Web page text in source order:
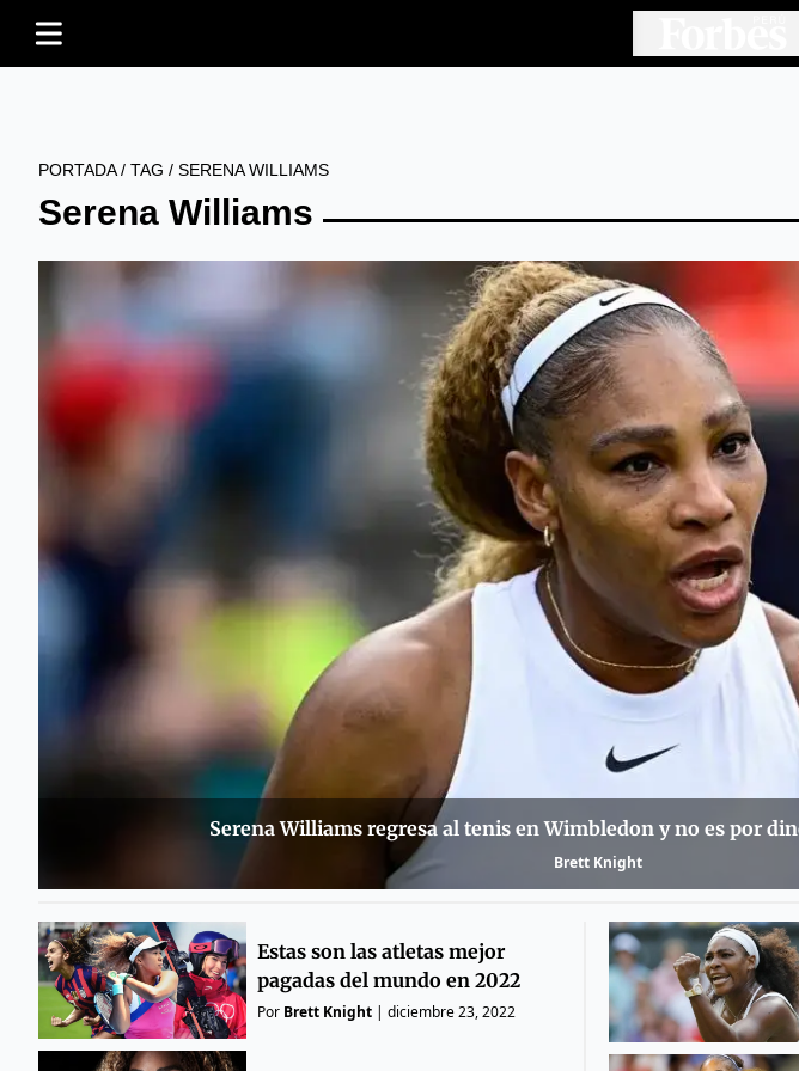
PORTADA/ TAG / SERENA WILLIAMS
Serena Williams
Serena Williams regresa al tenis en Wimbledon y no es por
Brett Knight
Estas son las atletas mejor
pagadas del mundo en 2022
Por Brett Knight| diciembre 23, 2022